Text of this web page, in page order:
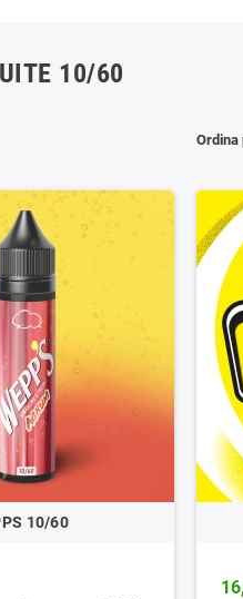
10/60
Ordina
10/60